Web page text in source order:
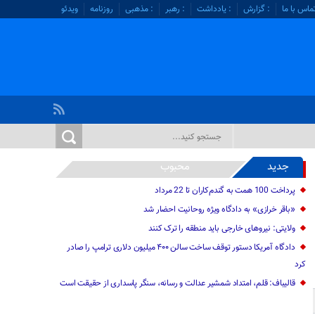
با ما : گزارش : یادداشت : رهبر : مذهبی روزنامه ویدئو
جدید محبوب
پرداخت 100 همت به گندم‌کاران تا 22 مرداد
«باقر خرازی» به دادگاه ویژه روحانیت احضار شد
ولایتی: نیرو‌های خارجی باید منطقه را ترک کنند
دادگاه آمریکا دستور توقف ساخت سالن ۴۰۰ میلیون دلاری ترامپ را صادر
کرد
قالیباف: قلم، امتداد شمشیر عدالت و رسانه، سنگر پاسداری از حقیقت است